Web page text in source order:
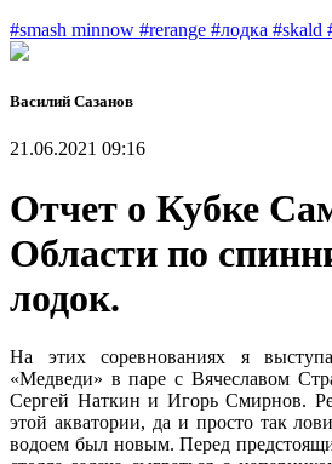
#smash minnow #rerange #лодка #skald
Василий Сазанов
21.06.2021 09:16
Отчет о Кубке
Области по
лодок.
На этих соревнованиях я
«Медведи» в паре с Вячеславом
Сергей Наткин и Игорь Смирнов.
этой акватории, да и просто так
водоем был новым. Перед